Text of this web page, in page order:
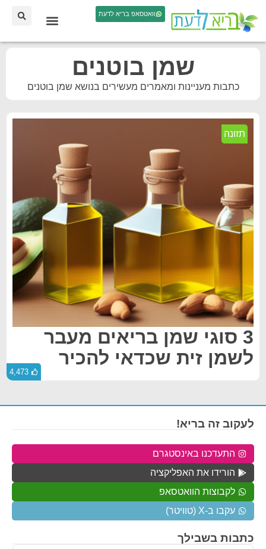
וואטסאפ בריא לדעת
שמן בוטנים
כתבות מעניינות ומאמרים מעשירים בנושא שמן בוטנים
תזונה
3 סוגי שמן בריאים מעבר
לשמן זית שכדאי להכיר
4,473
כתבות בשבילך
לעקוב זה בריא!
התעדכנו באינסטגרם
הורידו את האפליקציה
לקבוצות הוואטסאפ
עקבו ב-X (טוויטר)